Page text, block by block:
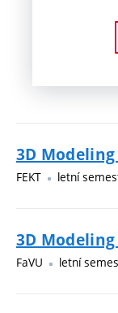
3D
FEKT letní
3D
FaVU letní